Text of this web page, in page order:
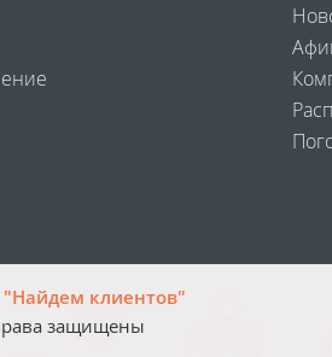
"Найдем клиентов"
защищены